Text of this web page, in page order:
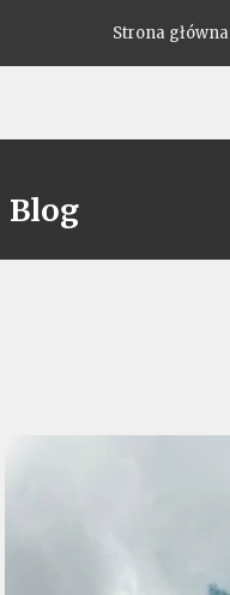
Strona główna
Blog